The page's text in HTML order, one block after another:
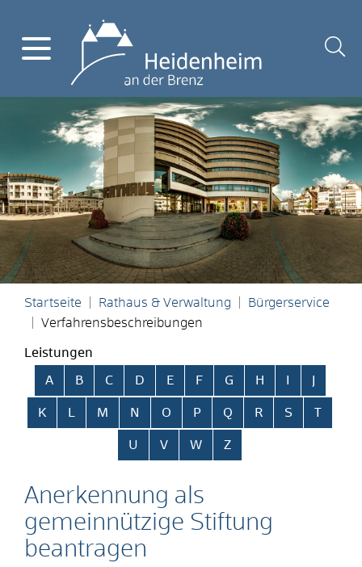
Startseite Rathaus & Verwaltung
Bürgerservice
Verfahrensbeschreibungen
Leistungen
Alphabetisches Register überspringen
A B C D E F G H
K L M N O P Q R S T
U V W Z
Anerkennung als
gemeinnützige Stiftung
beantragen